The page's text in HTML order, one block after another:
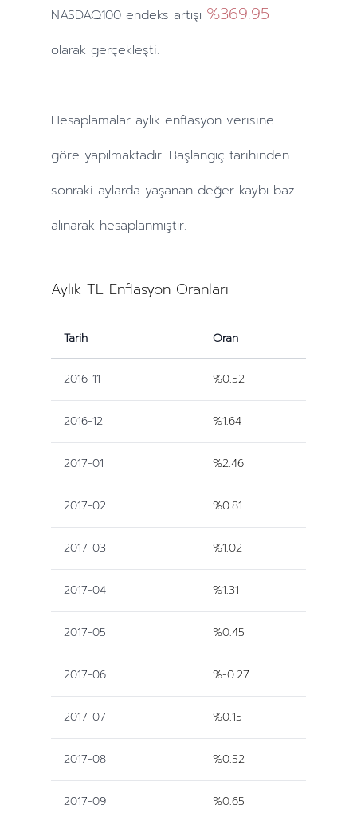
NASDAQ100 endeks artışı %369.95
olarak gerçekleşti.
Hesaplamalar aylık enflasyon verisine
göre yapılmaktadır. Başlangıç tarihinden
sonraki aylarda yaşanan değer kaybı baz
alınarak hesaplanmıştır.
Aylık TL Enflasyon Oranları
Tarih Oran
2016-11 %0.52
2016-12 %1.64
2017-01 %2.46
2017-02 %0.81
2017-03 %1.02
2017-04 %1.31
2017-05 %0.45
2017-06 %-0.27
2017-07 %0.15
2017-08 %0.52
2017-09 %0.65